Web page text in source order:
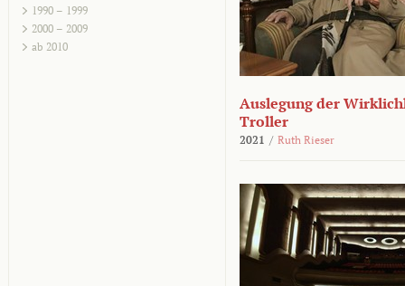
1990 – 1999
2000 – 2009
ab 2010
Auslegung der
Troller
2021 / Ruth Rieser